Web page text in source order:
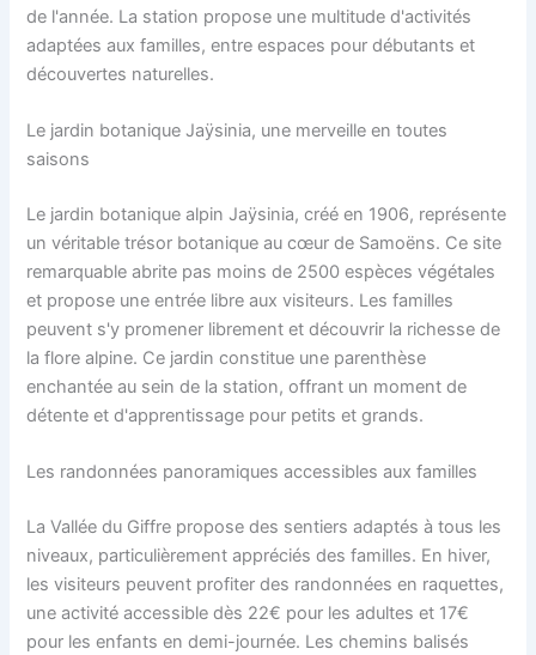
de l'année. La station propose une multitude d'activités
adaptées aux familles, entre espaces pour débutants et
découvertes naturelles.
Le jardin botanique Jaÿsinia, une merveille en toutes
saisons
Le jardin botanique alpin Jaÿsinia, créé en 1906, représente
un véritable trésor botanique au cœur de Samoëns. Ce site
remarquable abrite pas moins de 2500 espèces végétales
et propose une entrée libre aux visiteurs. Les familles
peuvent s'y promener librement et découvrir la richesse de
la flore alpine. Ce jardin constitue une parenthèse
enchantée au sein de la station, offrant un moment de
détente et d'apprentissage pour petits et grands.
Les randonnées panoramiques accessibles aux familles
La Vallée du Giffre propose des sentiers adaptés à tous les
niveaux, particulièrement appréciés des familles. En hiver,
les visiteurs peuvent profiter des randonnées en raquettes,
une activité accessible dès 22€ pour les adultes et 17€
pour les enfants en demi-journée. Les chemins balisés